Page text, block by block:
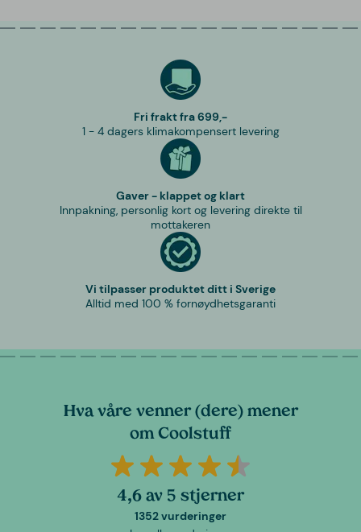
Fri frakt fra 699,-
1 - 4 dagers klimakompensert levering
Gaver - klappet og klart
Innpakning, personlig kort og levering direkte til
mottakeren
Vi tilpasser produktet ditt i Sverige
Alltid med 100 % fornøydhetsgaranti
Hva våre venner (dere) mener
om Coolstuff
4,6 av 5 stjerner
1352 vurderinger